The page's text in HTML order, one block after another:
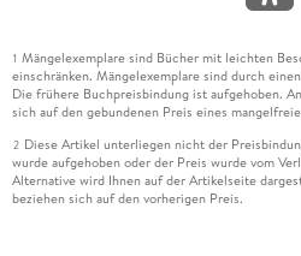
1 Mängelexemplare sind Bücher mit leichten
einschränken. Mängelexemplare sind durch
Die frühere Buchpreisbindung ist aufgehoben.
sich auf den gebundenen Preis eines
2 Diese Artikel unterliegen nicht der
wurde aufgehoben oder der Preis wurde vom
Alternative wird Ihnen auf der Artikelseite
beziehen sich auf den vorherigen Preis.